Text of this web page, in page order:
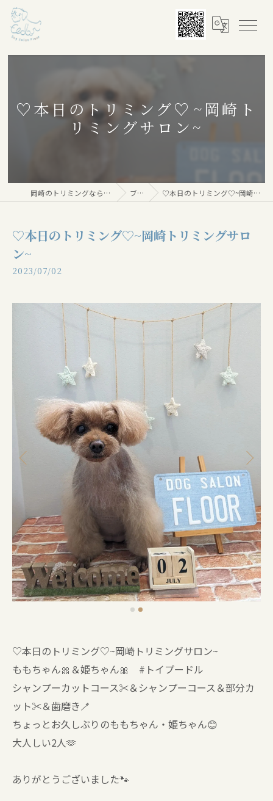
♡本日のトリミング♡⁠~岡崎ト
リミングサロン~
岡崎のトリミングならDog salon Floor ブログ ♡本日のトリミング♡⁠~岡崎トリミングサロン~
♡本日のトリミング♡⁠~岡崎トリミングサロ
ン~
2023/07/02
♡本日のトリミング♡⁠~岡崎トリミングサロン~
ももちゃん🎀＆姫ちゃん🎀 #トイプードル
シャンプーカットコース✂️＆シャンプーコース＆部分カ
ット✂️＆歯磨き🪥
ちょっとお久しぶりのももちゃん・姫ちゃん😊
大人しい2人🫶
ありがとうございました🐾